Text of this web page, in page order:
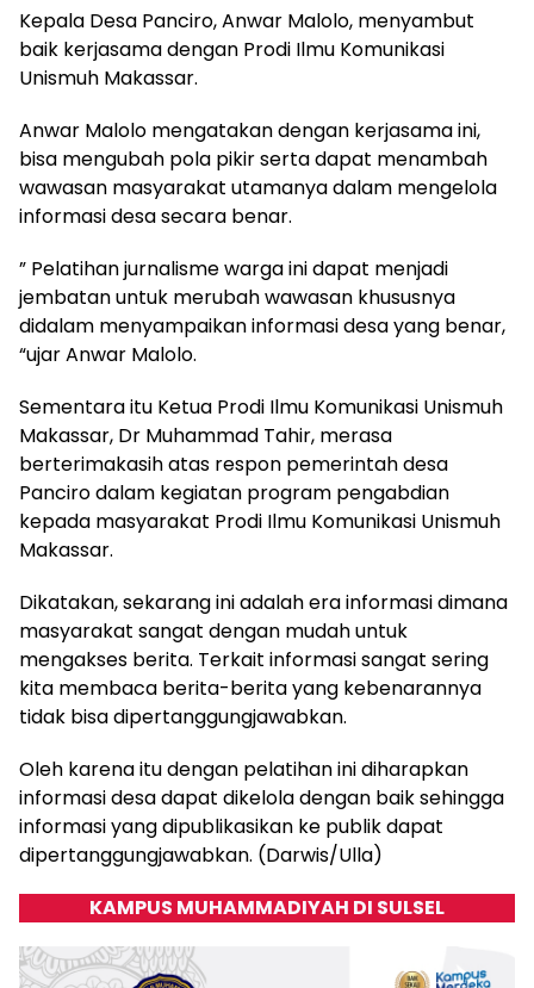
Kepala Desa Panciro, Anwar Malolo, menyambut
baik kerjasama dengan Prodi Ilmu Komunikasi
Unismuh Makassar.
Anwar Malolo mengatakan dengan kerjasama ini,
bisa mengubah pola pikir serta dapat menambah
wawasan masyarakat utamanya dalam mengelola
informasi desa secara benar.
” Pelatihan jurnalisme warga ini dapat menjadi
jembatan untuk merubah wawasan khususnya
didalam menyampaikan informasi desa yang benar,
“ujar Anwar Malolo.
Sementara itu Ketua Prodi Ilmu Komunikasi Unismuh
Makassar, Dr Muhammad Tahir, merasa
berterimakasih atas respon pemerintah desa
Panciro dalam kegiatan program pengabdian
kepada masyarakat Prodi Ilmu Komunikasi Unismuh
Makassar.
Dikatakan, sekarang ini adalah era informasi dimana
masyarakat sangat dengan mudah untuk
mengakses berita. Terkait informasi sangat sering
kita membaca berita-berita yang kebenarannya
tidak bisa dipertanggungjawabkan.
Oleh karena itu dengan pelatihan ini diharapkan
informasi desa dapat dikelola dengan baik sehingga
informasi yang dipublikasikan ke publik dapat
dipertanggungjawabkan. (Darwis/Ulla)
KAMPUS MUHAMMADIYAH DI SULSEL